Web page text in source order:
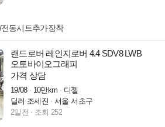
동시트추가장착
랜드로버 레인지로버 4.4 SDV8 LWB
오토바이오그래피
가격 상담
19/08 10만km
디젤
딜러 조세진
서울 서초구
2일전
조회 252